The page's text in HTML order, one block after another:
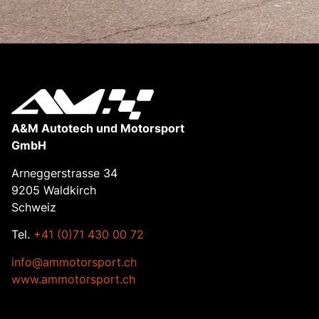
A&M Autotech und Motorsport
GmbH
Arneggerstrasse 34
9205 Waldkirch
Schweiz
Tel. +41 (0)71 430 00 72
info@ammotorsport.ch
www.ammotorsport.ch